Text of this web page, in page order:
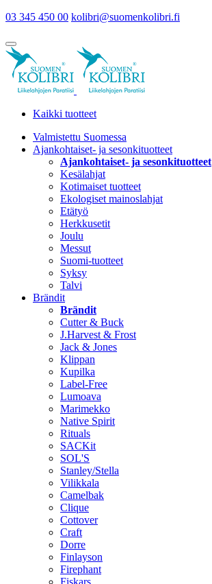
03 345 450 00 kolibri@suomenkolibri.fi
Kaikki tuotteet
Valmistettu Suomessa
Ajankohtaiset- ja sesonkituotteet
Ajankohtaiset- ja sesonkituotteet
Kesälahjat
Kotimaiset tuotteet
Ekologiset mainoslahjat
Etätyö
Herkkusetit
Joulu
Messut
Suomi-tuotteet
Syksy
Talvi
Brändit
Brändit
Cutter & Buck
J.Harvest & Frost
Jack & Jones
Klippan
Kupilka
Label-Free
Lumoava
Marimekko
Native Spirit
Rituals
SACKit
SOL'S
Stanley/Stella
Vilikkala
Camelbak
Clique
Cottover
Craft
Dorre
Finlayson
Firephant
Fiskars